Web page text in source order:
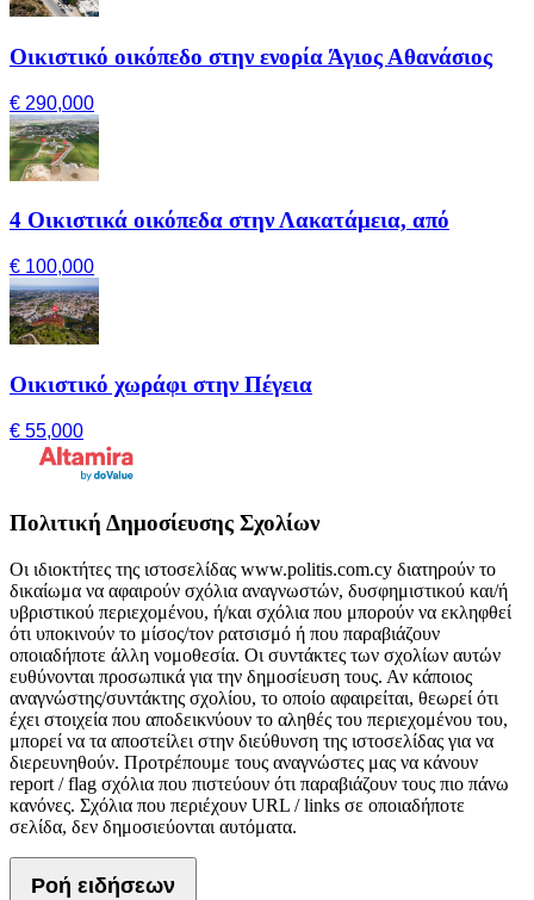
Οικιστικό οικόπεδο στην ενορία Άγιος Αθανάσιος
€ 290,000
4 Οικιστικά οικόπεδα στην Λακατάμεια, από
€ 100,000
Οικιστικό χωράφι στην Πέγεια
€ 55,000
Πολιτική Δημοσίευσης Σχολίων
Οι ιδιοκτήτες της ιστοσελίδας www.politis.com.cy διατηρούν το
δικαίωμα να αφαιρούν σχόλια αναγνωστών, δυσφημιστικού και/ή
υβριστικού περιεχομένου, ή/και σχόλια που μπορούν να εκληφθεί
ότι υποκινούν το μίσος/τον ρατσισμό ή που παραβιάζουν
οποιαδήποτε άλλη νομοθεσία. Οι συντάκτες των σχολίων αυτών
ευθύνονται προσωπικά για την δημοσίευση τους. Αν κάποιος
αναγνώστης/συντάκτης σχολίου, το οποίο αφαιρείται, θεωρεί ότι
έχει στοιχεία που αποδεικνύουν το αληθές του περιεχομένου του,
μπορεί να τα αποστείλει στην διεύθυνση της ιστοσελίδας για να
διερευνηθούν. Προτρέπουμε τους αναγνώστες μας να κάνουν
report / flag σχόλια που πιστεύουν ότι παραβιάζουν τους πιο πάνω
κανόνες. Σχόλια που περιέχουν URL / links σε οποιαδήποτε
σελίδα, δεν δημοσιεύονται αυτόματα.
Ροή ειδήσεων